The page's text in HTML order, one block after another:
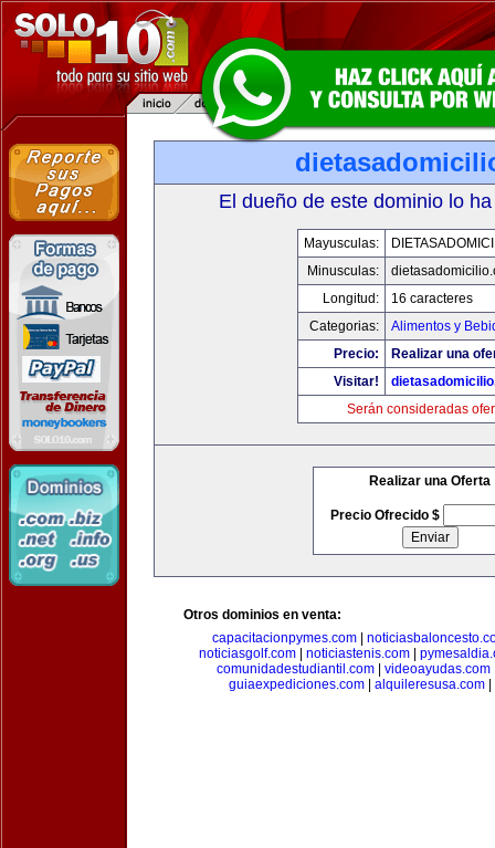
El dueño de este dominio lo
Mayusculas:
Minusculas:
Longitud:
16 caracteres
Categorias:
Alimentos y
Precio:
Realizar una
Visitar!
Serán consideradas
Realizar una Oferta
Precio Ofrecido $
Otros dominios en venta:
capacitacionpymes.com|
noticiasgolf.com| noticiastenis.com|
comunidadestudiantil.com| videoayudas.com
guiaexpediciones.com| alquileresusa.com|